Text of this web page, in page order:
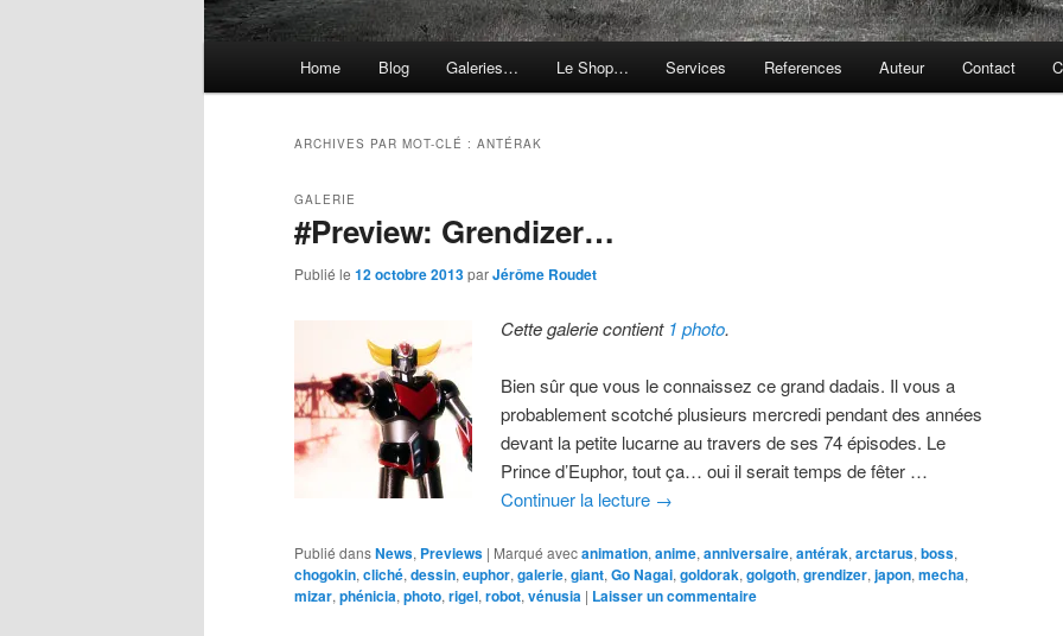
Home Blog Galeries… Le Shop… Services References Auteur Contact
ARCHIVES PAR MOT-CLÉ : ANTÉRAK
#Preview: Grendizer…
GALERIE
Publié le 12 octobre 2013parJérôme Roudet
Cette galerie contient 1 photo.
Bien sûr que vous le connaissez ce grand dadais. Il vous a
probablement scotché plusieurs mercredi pendant des années
devant la petite lucarne au travers de ses 74 épisodes. Le
Prince d’Euphor, tout ça… oui il serait temps de fêter …
Continuer la lecture →
Publié dansNews, Previews | Marqué avecanimation, anime, anniversaire, antérak, arctarus, boss,
chogokin, cliché, dessin, euphor, galerie, giant, Go Nagai, goldorak, golgoth, grendizer, japon, mecha,
mizar, phénicia, photo, rigel, robot, vénusia | Laisser un commentaire